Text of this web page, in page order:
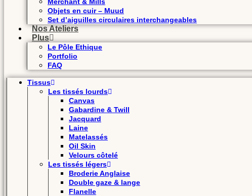
Objets en cuir – Muud
Set d’aiguilles circulaires interchangeables
Nos Ateliers
Plus
Le Pôle Ethique
Portfolio
FAQ
Tissus
Les tissés lourds
Canvas
Gabardine & Twill
Jacquard
Laine
Matelassés
Oil Skin
Velours côtelé
Les tissés légers
Broderie Anglaise
Double gaze & lange
Flanelle